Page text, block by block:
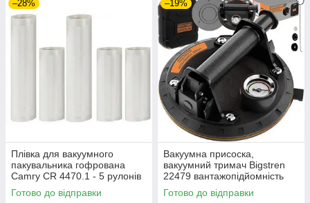
–28%
Плівка для вакуумного
пакувальника гофрована
Camry CR 4470.1 - 5 рулонів
Готово до відправки
–19%
Вакуумна присоска,
вакуумний тримач Bigstren
22479 вантажопідйомність
200 кг манометр
Готово до відправки